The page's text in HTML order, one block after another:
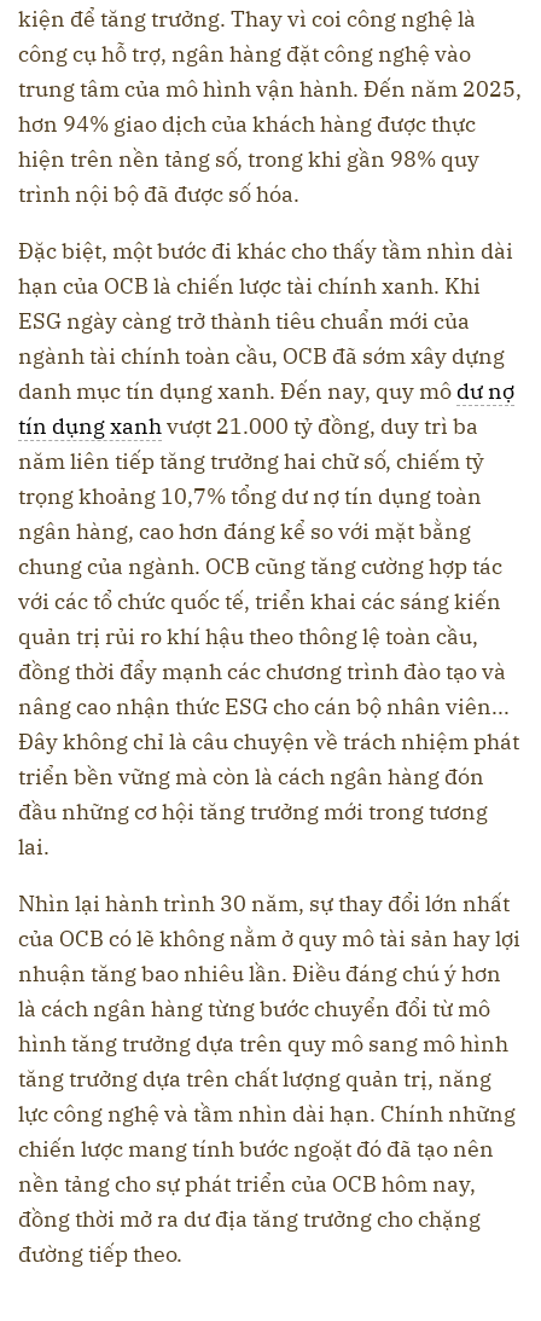
kiện để tăng trưởng. Thay vì coi công nghệ là
công cụ hỗ trợ, ngân hàng đặt công nghệ vào
trung tâm của mô hình vận hành. Đến năm 2025,
hơn 94% giao dịch của khách hàng được thực
hiện trên nền tảng số, trong khi gần 98% quy
trình nội bộ đã được số hóa.
Đặc biệt, một bước đi khác cho thấy tầm nhìn dài
hạn của OCB là chiến lược tài chính xanh. Khi
ESG ngày càng trở thành tiêu chuẩn mới của
ngành tài chính toàn cầu, OCB đã sớm xây dựng
danh mục tín dụng xanh. Đến nay, quy mô dư nợ
tín dụng xanhvượt 21.000 tỷ đồng, duy trì ba
năm liên tiếp tăng trưởng hai chữ số, chiếm tỷ
trọng khoảng 10,7% tổng dư nợ tín dụng toàn
ngân hàng, cao hơn đáng kể so với mặt bằng
chung của ngành. OCB cũng tăng cường hợp tác
với các tổ chức quốc tế, triển khai các sáng kiến
quản trị rủi ro khí hậu theo thông lệ toàn cầu,
đồng thời đẩy mạnh các chương trình đào tạo và
nâng cao nhận thức ESG cho cán bộ nhân viên...
Đây không chỉ là câu chuyện về trách nhiệm phát
triển bền vững mà còn là cách ngân hàng đón
đầu những cơ hội tăng trưởng mới trong tương
lai.
Nhìn lại hành trình 30 năm, sự thay đổi lớn nhất
của OCB có lẽ không nằm ở quy mô tài sản hay lợi
nhuận tăng bao nhiêu lần. Điều đáng chú ý hơn
là cách ngân hàng từng bước chuyển đổi từ mô
hình tăng trưởng dựa trên quy mô sang mô hình
tăng trưởng dựa trên chất lượng quản trị, năng
lực công nghệ và tầm nhìn dài hạn. Chính những
chiến lược mang tính bước ngoặt đó đã tạo nên
nền tảng cho sự phát triển của OCB hôm nay,
đồng thời mở ra dư địa tăng trưởng cho chặng
đường tiếp theo.